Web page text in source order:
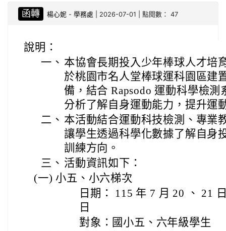
函轉 楊心妮 -學務處 | 2026-07-01 | 點閱數： 47
說明：
一、 本協會長期投入少年棒球人才培
於桃園市名人堂棒球運科園區建
備，結合 Rapsodo 運動科學檢
分析了解自身運動能力，提升運
二、 本活動結合運動科技檢測、專業
讓學生透過科學化數據了解自身
訓練方向。
三、 活動資訊如下：
(一) 小五、小六梯次
日期： 115 年 7 月 20 、 21
日
對象：國小五、六年級學生